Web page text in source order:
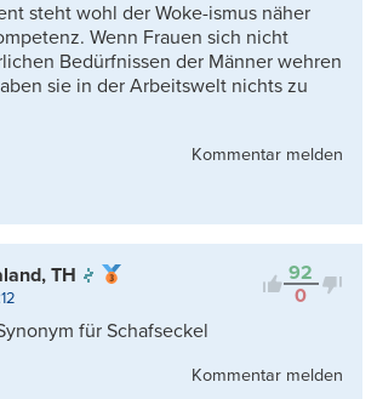
steht wohl der Woke-ismus näher
Wenn Frauen sich nicht
Bedürfnissen der Männer wehren
sie in der Arbeitswelt nichts zu
Kommentar melden
92
0
TH
für Schafseckel
Kommentar melden